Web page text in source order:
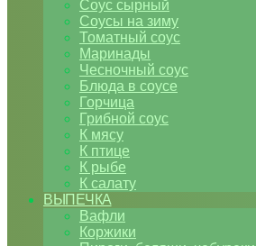
Соус сырный
Соусы на зиму
Томатный соус
Маринады
Чесночный соус
Блюда в соусе
Горчица
Грибной соус
К мясу
К птице
К рыбе
К салату
ВЫПЕЧКА
Вафли
Коржики